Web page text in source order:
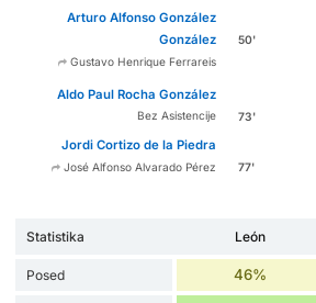
Arturo Alfonso González
González
Gustavo Henrique Ferrareis
50'
Aldo Paul Rocha González
Bez Asistencije 73'
Jordi Cortizo de la Piedra
José Alfonso Alvarado Pérez 77'
Statistika León
Posed 46%